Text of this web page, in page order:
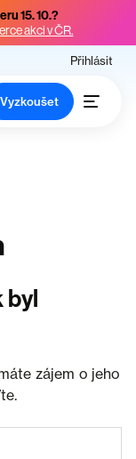
15. 10.?
akci v ČR.
Přihlásit
Vyzkoušet
byl
zájem o jeho